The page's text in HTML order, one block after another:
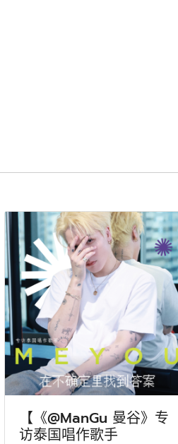
【《@ManGu 曼谷》专
访泰国唱作歌手